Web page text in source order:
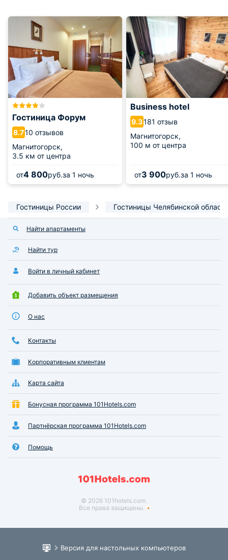
Гостиница Форум
8.710 отзывов
Магнитогорск,
3.5 км от центра
от4 800руб.за 1 ночь
Business hotel
9.3181 отзыв
Магнитогорск,
100 м от центра
от3 900руб.за 1 ночь
Гостиницы России Гостиницы Челябинской
Найти апартаменты
Найти тур
Войти в личный кабинет
Добавить объект размещения
О нас
Контакты
Корпоративным клиентам
Карта сайта
Бонусная программа 101Hotels.com
Партнёрская программа 101Hotels.com
Помощь
© 2026 101hotels.com.
Все права защищены.
Версия для настольных компьютеров